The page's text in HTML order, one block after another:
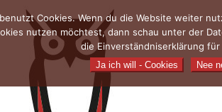
Cookies. Wenn du die Website weiter
nutzen möchtest, dann schau unter der
die Einverständniserklärung
Ja ich will - Cookies Nee